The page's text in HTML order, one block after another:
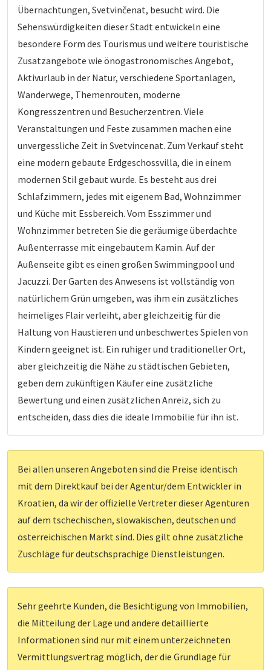
Übernachtungen, Svetvinčenat, besucht wird. Die
Sehenswürdigkeiten dieser Stadt entwickeln eine
besondere Form des Tourismus und weitere touristische
Zusatzangebote wie önogastronomisches Angebot,
Aktivurlaub in der Natur, verschiedene Sportanlagen,
Wanderwege, Themenrouten, moderne
Kongresszentren und Besucherzentren. Viele
Veranstaltungen und Feste zusammen machen eine
unvergessliche Zeit in Svetvincenat. Zum Verkauf steht
eine modern gebaute Erdgeschossvilla, die in einem
modernen Stil gebaut wurde. Es besteht aus drei
Schlafzimmern, jedes mit eigenem Bad, Wohnzimmer
und Küche mit Essbereich. Vom Esszimmer und
Wohnzimmer betreten Sie die geräumige überdachte
Außenterrasse mit eingebautem Kamin. Auf der
Außenseite gibt es einen großen Swimmingpool und
Jacuzzi. Der Garten des Anwesens ist vollständig von
natürlichem Grün umgeben, was ihm ein zusätzliches
heimeliges Flair verleiht, aber gleichzeitig für die
Haltung von Haustieren und unbeschwertes Spielen von
Kindern geeignet ist. Ein ruhiger und traditioneller Ort,
aber gleichzeitig die Nähe zu städtischen Gebieten,
geben dem zukünftigen Käufer eine zusätzliche
Bewertung und einen zusätzlichen Anreiz, sich zu
entscheiden, dass dies die ideale Immobilie für ihn ist.
Bei allen unseren Angeboten sind die Preise identisch
mit dem Direktkauf bei der Agentur/dem Entwickler in
Kroatien, da wir der offizielle Vertreter dieser Agenturen
auf dem tschechischen, slowakischen, deutschen und
österreichischen Markt sind. Dies gilt ohne zusätzliche
Zuschläge für deutschsprachige Dienstleistungen.
Sehr geehrte Kunden, die Besichtigung von Immobilien,
die Mitteilung der Lage und andere detaillierte
Informationen sind nur mit einem unterzeichneten
Vermittlungsvertrag möglich, der die Grundlage für